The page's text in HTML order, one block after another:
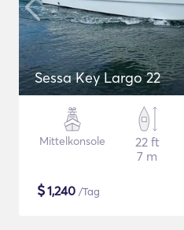
Sessa Key Largo 22
Mittelkonsole
22 ft
7 m
$1,240 /Tag